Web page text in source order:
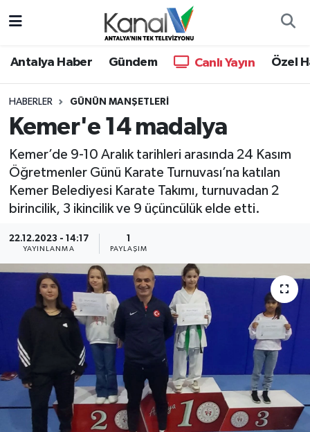
Antalya Haber Gündem Canlı Yayın Özel
HABERLER GÜNÜN MANŞETLERI
Kemer'e 14 madalya
Kemer’de 9-10 Aralık tarihleri arasında 24 Kasım
Öğretmenler Günü Karate Turnuvası’na katılan
Kemer Belediyesi Karate Takımı, turnuvadan 2
birincilik, 3 ikincilik ve 9 üçüncülük elde etti.
22.12.2023 - 14:17
YAYINLANMA
1
PAYLAŞIM
Antalya Haber
Dünya
Eğitim
Ekonomi
Günün Manşetleri
Haber Kuşakları
Haberler
KANALV Spor
Kültür Sanat
Hava Durumu
Trafik Durumu
Süper Lig Puan Durumu ve Fikstür
Tüm Manşetler
Haber Arşivi